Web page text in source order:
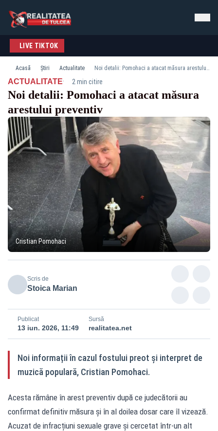
LIVE TIKTOK
Acasă Știri Actualitate Noi detalii: Pomohaci a atacat măsura arestului preventiv
ACTUALITATE· 2 min citire
Noi detalii: Pomohaci a atacat măsura
arestului preventiv
Cristian Pomohaci
Scris de
Stoica Marian
Publicat
13 iun. 2026, 11:49
Sursă
realitatea.net
Noi informații în cazul fostului preot și interpret de
muzică populară, Cristian Pomohaci.
Acesta rămâne în arest preventiv după ce judecătorii au
confirmat definitiv măsura și în al doilea dosar care îl vizează.
Acuzat de infracțiuni sexuale grave și cercetat într-un alt